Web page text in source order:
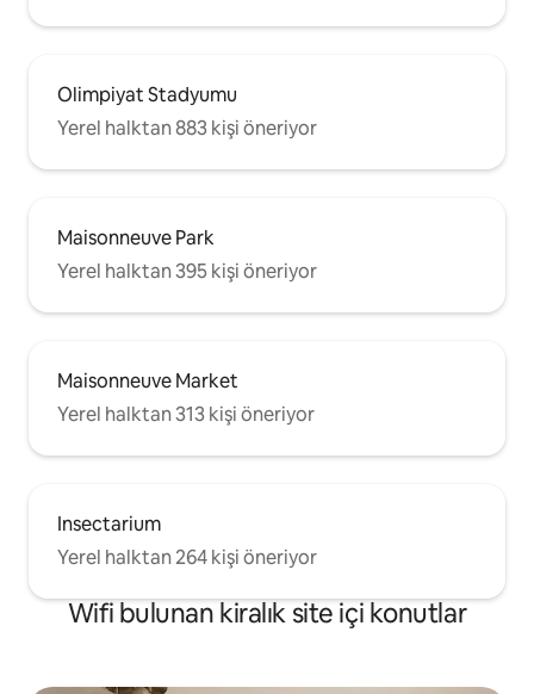
Olimpiyat Stadyumu
Yerel halktan 883 kişi öneriyor
Maisonneuve Park
Yerel halktan 395 kişi öneriyor
Maisonneuve Market
Yerel halktan 313 kişi öneriyor
Insectarium
Yerel halktan 264 kişi öneriyor
Wifi bulunan kiralık site içi konutlar